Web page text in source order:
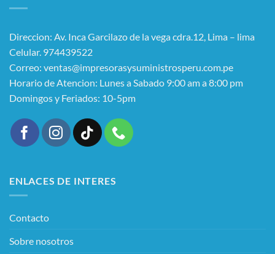
Direccion: Av. Inca Garcilazo de la vega cdra.12, Lima – lima
Celular. 974439522
Correo: ventas@impresorasysuministrosperu.com.pe
Horario de Atencion: Lunes a Sabado 9:00 am a 8:00 pm
Domingos y Feriados: 10-5pm
ENLACES DE INTERES
Contacto
Sobre nosotros